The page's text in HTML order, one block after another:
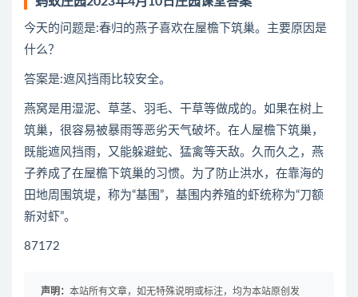
今天的问题是:春归的燕子喜欢在屋檐下筑巢。主要原因是
什么？
答案是:遮风挡雨比较安全。
燕窝是用湿泥、草茎、羽毛、干草等做成的。如果在树上
筑巢，很容易被暴雨等恶劣天气破坏。在人屋檐下筑巢，
既能遮风挡雨，又能躲避蛇、猛禽等天敌。久而久之，燕
子养成了在屋檐下筑巢的习惯。为了防止洪水，在靠海的
田地周围筑堤，称为“基围”，基围内养殖的虾统称为“刀额
新对虾”。
87172
声明： 本站所有文章，如无特殊说明或标注，均为本站原创发